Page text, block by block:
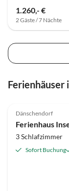
1.260,- €
2 Gäste / 7 Nächte
Ferienhäuser
Dänschendorf
Ferienhaus
3 Schlafzimmer
Sofort Buchung